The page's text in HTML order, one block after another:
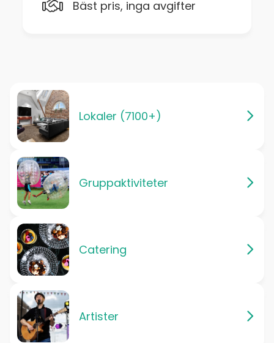
Bäst pris, inga avgifter
Lokaler (7100+)
Gruppaktiviteter
Catering
Artister